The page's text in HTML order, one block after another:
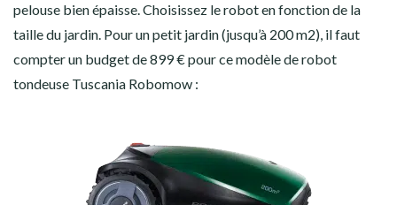
pelouse bien épaisse. Choisissez le robot en fonction de la
taille du jardin. Pour un petit jardin (jusqu’à 200 m2), il faut
compter un budget de 899 € pour ce modèle de robot
tondeuse Tuscania Robomow :